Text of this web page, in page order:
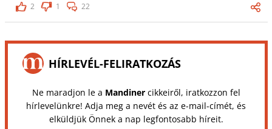
2
1 22
HÍRLEVÉL-FELIRATKOZÁS
Ne maradjon le a Mandinercikkeiről, iratkozzon fel
hírlevelünkre! Adja meg a nevét és az e-mail-címét, és
elküldjük Önnek a nap legfontosabb híreit.